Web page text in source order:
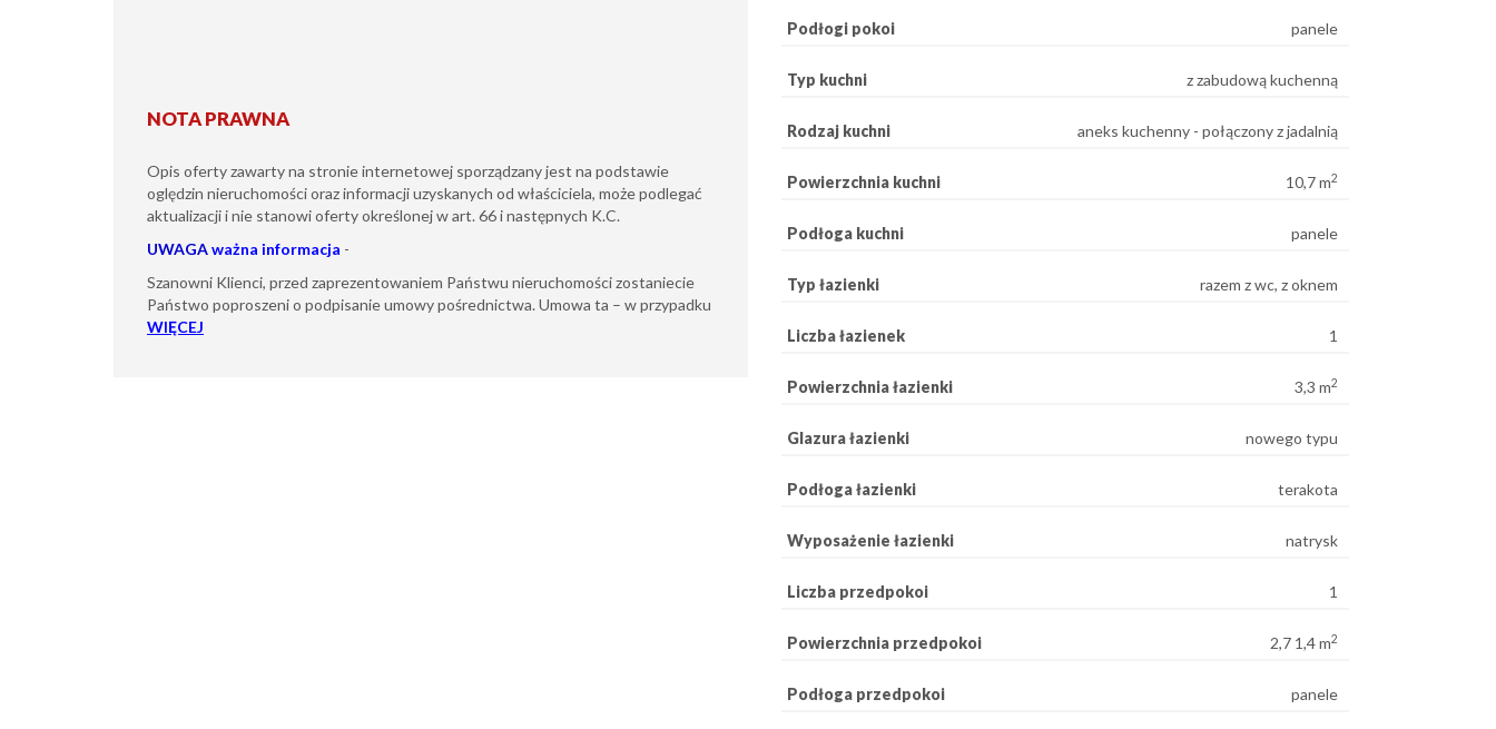
NOTA PRAWNA
Opis oferty zawarty na stronie internetowej sporządzany jest na podstawie
oględzin nieruchomości oraz informacji uzyskanych od właściciela, może podlegać
aktualizacji i nie stanowi oferty określonej w art. 66 i następnych K.C.
UWAGAważna informacja -
Szanowni Klienci, przed zaprezentowaniem Państwu nieruchomości zostaniecie
Państwo poproszeni o podpisanie umowy pośrednictwa. Umowa ta – w przypadku
WIĘCEJ
Podłogi pokoi panele
Typ kuchni z zabudową kuchenną
Rodzaj kuchni aneks kuchenny - połączony z jadalnią
Powierzchnia kuchni 10,7 m2
Podłoga kuchni panele
Typ łazienki razem z wc, z oknem
Liczba łazienek 1
Powierzchnia łazienki 3,3 m2
Glazura łazienki nowego typu
Podłoga łazienki terakota
Wyposażenie łazienki natrysk
Liczba przedpokoi 1
Powierzchnia przedpokoi 2,7 1,4 m2
Podłoga przedpokoi panele